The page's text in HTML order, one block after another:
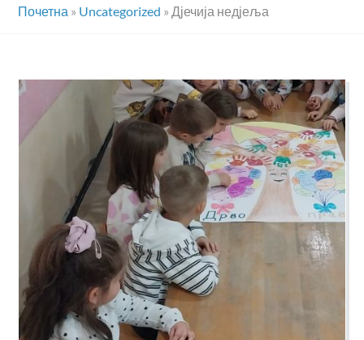
Почетна » Uncategorized »Дјечија недјеља